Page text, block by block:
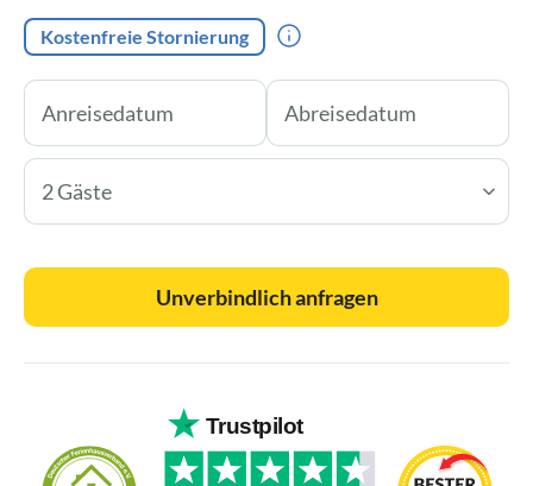
Kostenfreie Stornierung
2 Gäste
Unverbindlich anfragen